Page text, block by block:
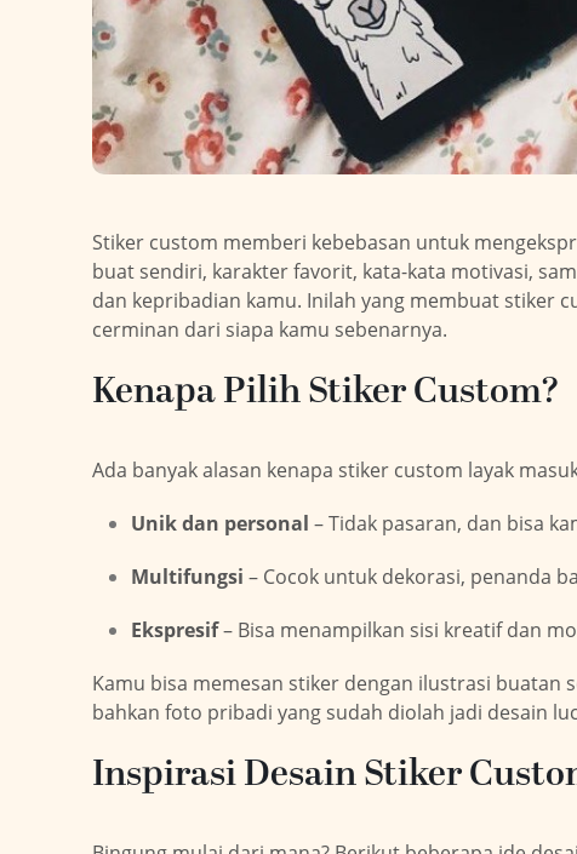
Stiker custom memberi kebebasan untuk
buat sendiri, karakter favorit, kata-kata motivasi,
dan kepribadian kamu. Inilah yang membuat stiker
cerminan dari siapa kamu sebenarnya.
Kenapa Pilih Stiker Custom?
Ada banyak alasan kenapa stiker custom layak
Unik dan personal – Tidak pasaran, dan bisa
Multifungsi – Cocok untuk dekorasi, penanda
Ekspresif– Bisa menampilkan sisi kreatif dan
Kamu bisa memesan stiker dengan ilustrasi buatan
bahkan foto pribadi yang sudah diolah jadi desain
Inspirasi Desain Stiker